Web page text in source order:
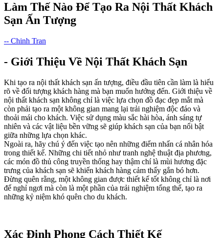
Làm Thế Nào Để Tạo Ra Nội Thất Khách
Sạn Ấn Tượng
-- Chinh Tran
- Giới Thiệu Về Nội Thất Khách Sạn
Khi tạo ra nội thất khách sạn ấn tượng, điều đầu tiên cần làm là hiểu
rõ về đối tượng khách hàng mà bạn muốn hướng đến. Giới thiệu về
nội thất khách sạn không chỉ là việc lựa chọn đồ đạc đẹp mắt mà
còn phải tạo ra một không gian mang lại trải nghiệm độc đáo và
thoải mái cho khách. Việc sử dụng màu sắc hài hòa, ánh sáng tự
nhiên và các vật liệu bền vững sẽ giúp khách sạn của bạn nổi bật
giữa những lựa chọn khác.
Ngoài ra, hãy chú ý đến việc tạo nên những điểm nhấn cá nhân hóa
trong thiết kế. Những chi tiết nhỏ như tranh nghệ thuật địa phương,
các món đồ thủ công truyền thống hay thậm chí là mùi hương đặc
trưng của khách sạn sẽ khiến khách hàng cảm thấy gắn bó hơn.
Đừng quên rằng, một không gian được thiết kế tốt không chỉ là nơi
để nghỉ ngơi mà còn là một phần của trải nghiệm tổng thể, tạo ra
những kỷ niệm khó quên cho du khách.
Xác Định Phong Cách Thiết Kế